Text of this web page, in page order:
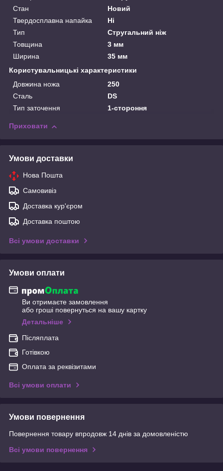
Стан
Новий
Твердосплавна напайка
Ні
Тип
Стругальний ніж
Товщина
3 мм
Ширина
35 мм
Користувальницькі характеристики
Довжина ножа
250
Сталь
DS
Тип заточення
1-стороння
Приховати
Умови доставки
Нова Пошта
Самовивіз
Доставка кур'єром
Доставка поштою
Всі умови доставки
Умови оплати
Ви отримаєте замовлення
або гроші повернуться на вашу картку
Детальніше
Післяплата
Готівкою
Оплата за реквізитами
Всі умови оплати
Умови повернення
Повернення товару впродовж 14 днів за домовленістю
Всі умови повернення